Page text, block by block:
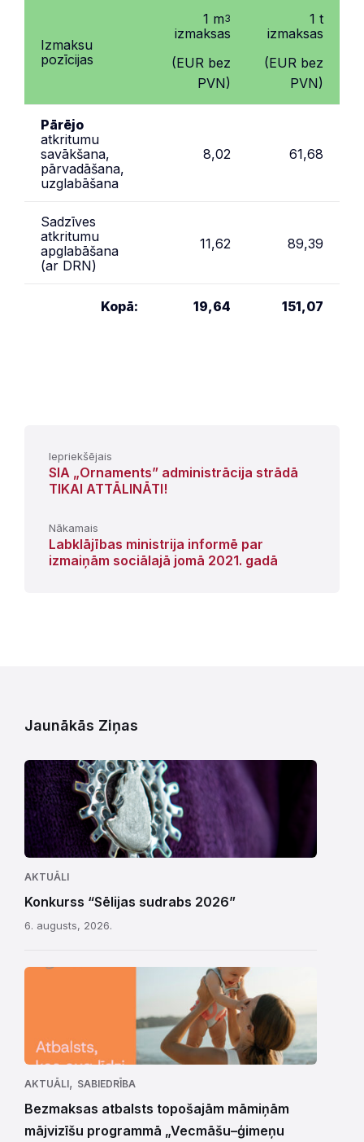
Izmaksu
pozīcijas
1 m3
izmaksas
(EUR bez
PVN)
1 t
izmaksas
(EUR bez
PVN)
Pārējo
atkritumu
savākšana,
pārvadāšana,
uzglabāšana
8,02 61,68
Sadzīves
atkritumu
apglabāšana
(ar DRN)
11,62 89,39
Kopā: 19,64 151,07
Iepriekšējais
SIA „Ornaments” administrācija strādā
TIKAI ATTĀLINĀTI!
Nākamais
Labklājības ministrija informē par
izmaiņām sociālajā jomā 2021. gadā
Jaunākās Ziņas
AKTUĀLI
Konkurss “Sēlijas sudrabs 2026”
6. augusts, 2026.
AKTUĀLI, SABIEDRĪBA
Bezmaksas atbalsts topošajām māmiņām
mājvizīšu programmā „Vecmāšu–ģimeņu